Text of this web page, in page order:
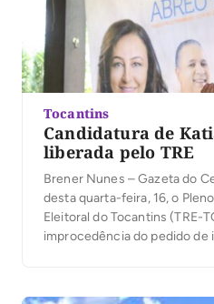
Tocantins
Candidatura de
liberada pelo TRE
Brener Nunes – Gazeta do
desta quarta-feira, 16, o
Eleitoral do Tocantins (TRE-
improcedência do pedido de
Carlesse (PHS), suspendeu